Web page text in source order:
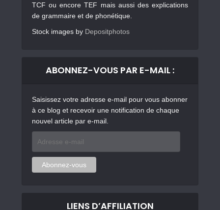
TCF ou encore TEF mais aussi des explications
de grammaire et de phonétique.
Stock images by Depositphotos
ABONNEZ-VOUS PAR E-MAIL :
Saisissez votre adresse e-mail pour vous abonner
à ce blog et recevoir une notification de chaque
nouvel article par e-mail.
mail
Abonnez-vous
LIENS D’AFFILIATION